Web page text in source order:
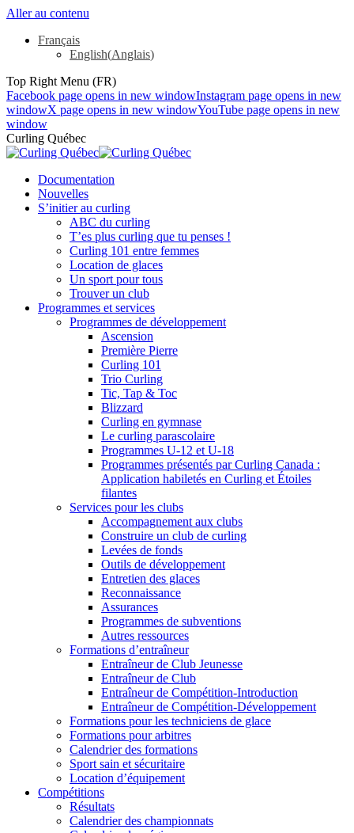
Aller au contenu
Français
English(Anglais)
Top Right Menu (FR)
Facebook page opens in new windowInstagram page opens in new
windowX page opens in new windowYouTube page opens in new
window
Curling Québec
Documentation
Nouvelles
S’initier au curling
ABC du curling
T’es plus curling que tu penses !
Curling 101 entre femmes
Location de glaces
Un sport pour tous
Trouver un club
Programmes et services
Programmes de développement
Ascension
Première Pierre
Curling 101
Trio Curling
Tic, Tap & Toc
Blizzard
Curling en gymnase
Le curling parascolaire
Programmes U-12 et U-18
Programmes présentés par Curling Canada :
Application habiletés en Curling et Étoiles
filantes
Services pour les clubs
Accompagnement aux clubs
Construire un club de curling
Levées de fonds
Outils de développement
Entretien des glaces
Reconnaissance
Assurances
Programmes de subventions
Autres ressources
Formations d’entraîneur
Entraîneur de Club Jeunesse
Entraîneur de Club
Entraîneur de Compétition-Introduction
Entraîneur de Compétition-Développement
Formations pour les techniciens de glace
Formations pour arbitres
Calendrier des formations
Sport sain et sécuritaire
Location d’équipement
Compétitions
Résultats
Calendrier des championnats